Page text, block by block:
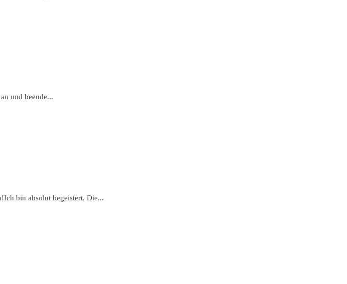
und beende...
bin absolut begeistert. Die...